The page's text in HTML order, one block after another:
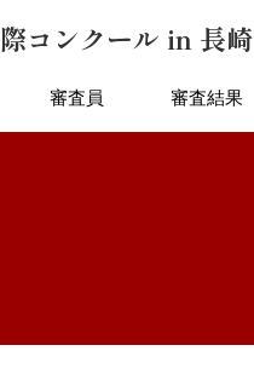
コンクール in 長崎
審査員 審査結果